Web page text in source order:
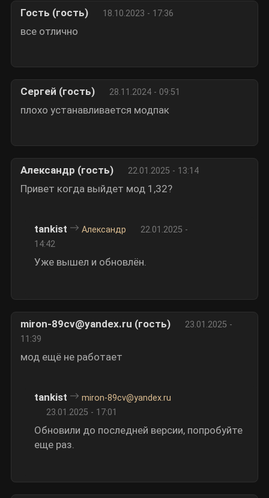
Гость (гость) 18.10.2023 - 17:36
все отлично
Сергей (гость) 28.11.2024 - 09:51
плохо устанавливается модпак
Александр (гость) 22.01.2025 - 13:14
Привет когда выйдет мод 1,32?
tankist Александр
22.01.2025 -
14:42
Уже вышел и обновлён.
miron-89cv@yandex.ru (гость)
23.01.2025 -
11:39
мод ещё не работает
tankist
miron-89cv@yandex.ru
23.01.2025 - 17:01
Обновили до последней версии, попробуйте
еще раз.